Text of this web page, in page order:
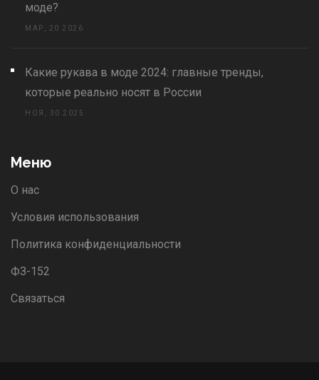
моде?
МАР, 20 2026
Какие рукава в моде 2024: главные тренды,
которые реально носят в России
НОЯ, 30 2025
Меню
О нас
Условия использования
Политика конфиденциальности
ФЗ-152
Связаться